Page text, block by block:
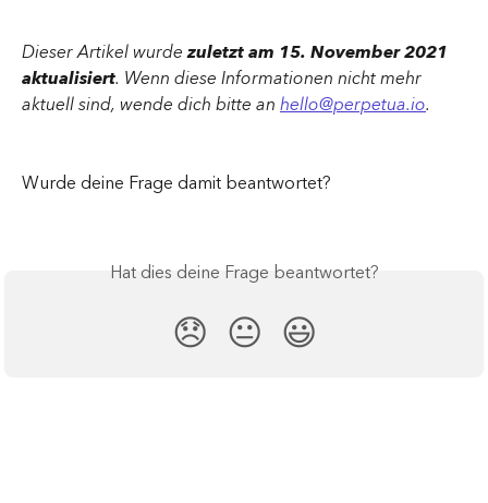
Dieser Artikel wurde zuletzt am 15. November 2021
aktualisiert. Wenn diese Informationen nicht mehr
aktuell sind, wende dich bitte an hello@perpetua.io.
Wurde deine Frage damit beantwortet?
Hat dies deine Frage beantwortet?
😞 😐 😃